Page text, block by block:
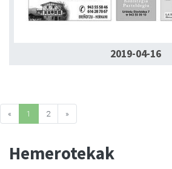
2019-04-16
« 1 2 »
Hemerotekak